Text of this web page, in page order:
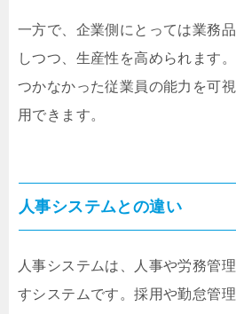
一方で、企業側にとっては業務
しつつ、生産性を高められます
つかなかった従業員の能力を可
用できます。
人事システムとの違い
人事システムは、人事や労務管
すシステムです。採用や勤怠管